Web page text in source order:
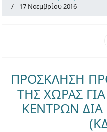
17 Νοεμβρίου 2016
ΠΡΟΣΚΛΗΣΗ
ΤΗΣ ΧΩΡΑΣ
ΚΕΝΤΡΩΝ